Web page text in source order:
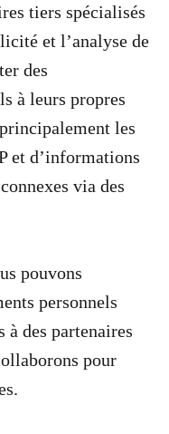
tiers spécialisés
et l’analyse de
des
à leurs propres
les
et d’informations
via des
pouvons
personnels
des partenaires
pour